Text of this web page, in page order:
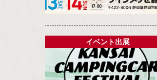
イベント出展